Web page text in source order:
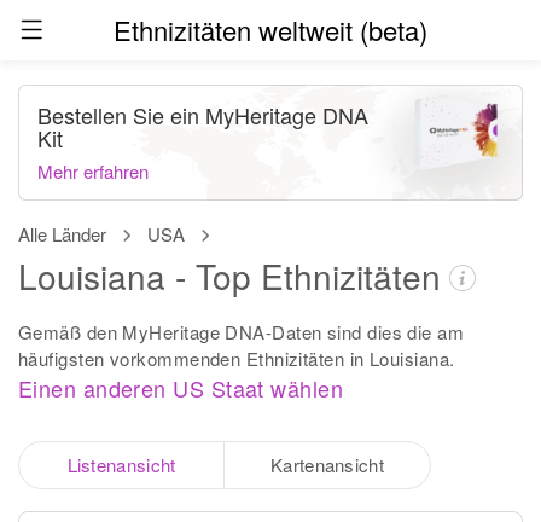
Ethnizitäten weltweit (beta)
Alle Länder USA
Louisiana - Top Ethnizitäten
Gemäß den MyHeritage DNA-Daten sind dies die am
häufigsten vorkommenden Ethnizitäten in Louisiana.
Einen anderen US Staat wählen
Bestellen Sie ein MyHeritage DNA
Kit
Mehr erfahren
Listenansicht Kartenansicht